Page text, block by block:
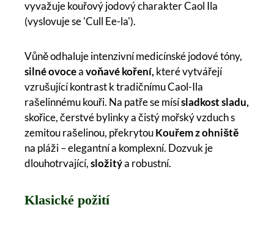
vyvažuje kouřový jodový charakter Caol Ila
(vyslovuje se 'Cull Ee-la').
Vůně odhaluje intenzivní medicínské jodové tóny,
silné ovoceavoňavé koření, které vytvářejí
vzrušující kontrast k tradičnímu Caol-Ila
rašelinnému kouři. Na patře se mísísladkost sladu,
skořice, čerstvé bylinky a čistý mořský vzduch s
zemitou rašelinou, překrytouKouřem z ohniště
na pláži – elegantní a komplexní. Dozvuk je
dlouhotrvající,složitýa robustní.
Klasické požití